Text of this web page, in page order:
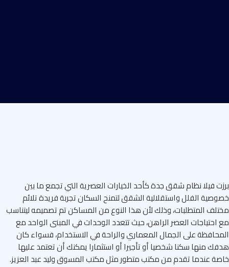
فيلا نظام شقق جدة كأحد الخيارات العصرية التي تجمع ما بين
الفلل واستقلالية الشقق لتمنح السكان تجربة فريدة تلائم
المتطلبات، وذلك لأن هذا النوع من المساكن تم تصميمه ليتناسب
العصر الراهن، حيث تتعدد الوحدات في المبنى الواحد مع
على الجمال المعماري والراحة في الاستخدام، فسواء كان
منها سكنا شخصيا أو تأجيرا أو استثمارا يمكنك أن تعتمد عليها
عندما تقدم من مكتب متطور مثل مكتب المسوق وليد عبد العزيز.